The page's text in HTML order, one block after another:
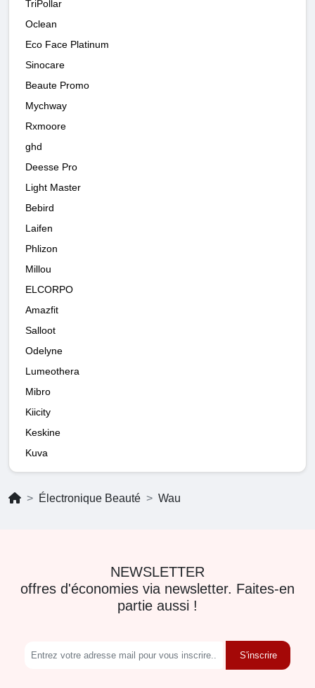
TriPollar
Oclean
Eco Face Platinum
Sinocare
Beaute Promo
Mychway
Rxmoore
ghd
Deesse Pro
Light Master
Bebird
Laifen
Phlizon
Millou
ELCORPO
Amazfit
Salloot
Odelyne
Lumeothera
Mibro
Kiicity
Keskine
Kuva
Électronique Beauté Wau
NEWSLETTER
offres d'économies via newsletter. Faites-en
partie aussi !
S'inscrire